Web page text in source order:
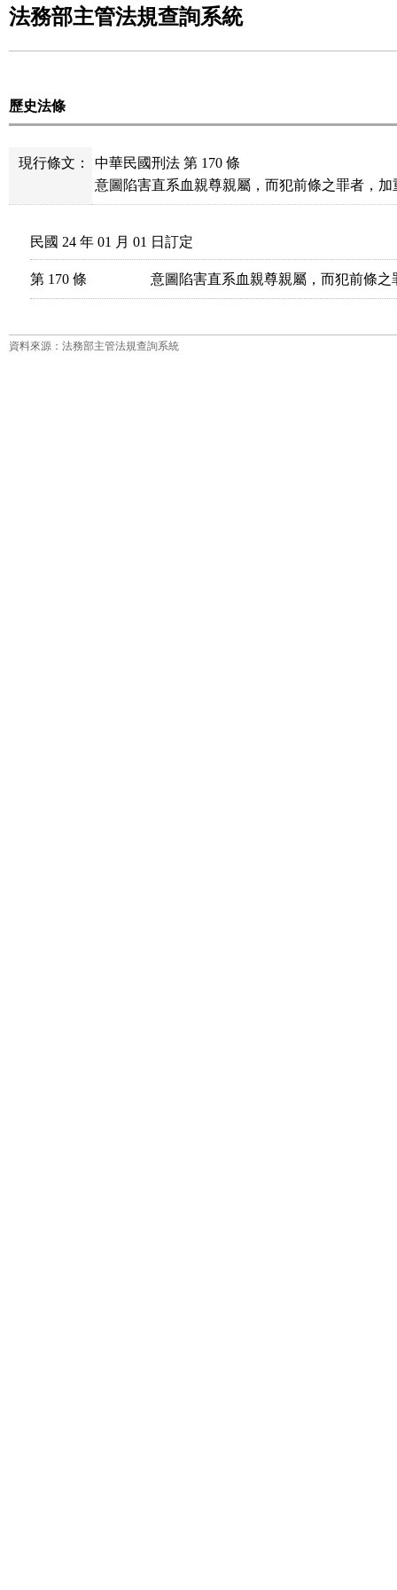
法務部主管法規查詢系統
歷史法條
現行條文：
中華民國刑法 第 170 條
意圖陷害直系血親尊親屬，而犯前條之罪者，
民國 24 年 01 月 01 日訂定
第 170 條 意圖陷害直系血親尊親屬，而犯前條
資料來源：法務部主管法規查詢系統